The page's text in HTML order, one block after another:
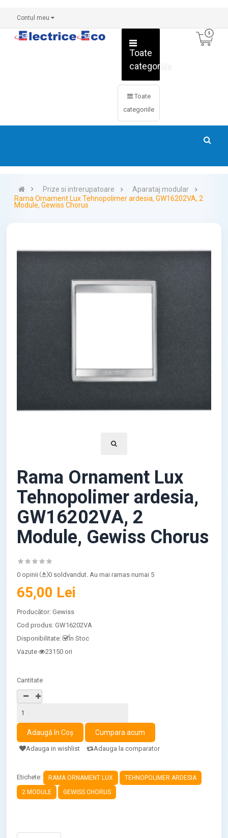
Contul meu
Toate
categoriile
Toate
categoriile
Prize si intrerupatoare
Aparataj modular
Rama Ornament Lux Tehnopolimer ardesia, GW16202VA, 2
Module, Gewiss Chorus
Rama Ornament Lux
Tehnopolimer ardesia,
GW16202VA, 2
Module, Gewiss Chorus
0 opinii 0 soldvandut. Au mai ramas numai 5
65,00 Lei
Producător:Gewiss
Cod produs:GW16202VA
Disponibilitate:
În Stoc
Vazute
23150 ori
Cantitate
Adauga in wishlist Adauga la comparator
Etichete: RAMA ORNAMENT LUX
TEHNOPOLIMER ARDESIA
2 MODULE
GEWISS CHORUS